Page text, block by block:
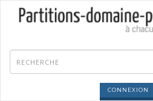
CONNEXION